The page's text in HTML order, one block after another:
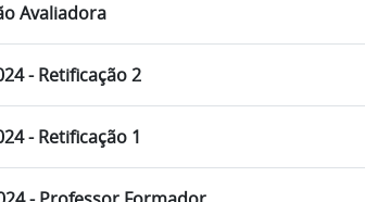
Avaliadora
- Retificação 2
- Retificação 1